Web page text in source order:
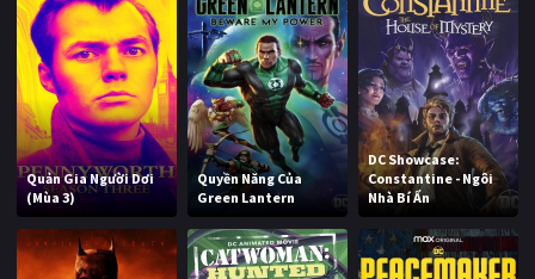
Quản Gia Người Dơi
(Mùa 3)
Quyền Năng Của
Green Lantern
DC Showcase:
Constantine - Ngôi
Nhà Bí Ẩn